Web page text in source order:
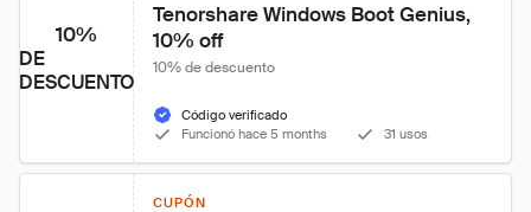
10%
DE
DESCUENTO
Tenorshare Windows Boot Genius,
10% off
10% de descuento
Código verificado
Funcionó hace 5 months
31 usos
CUPÓN